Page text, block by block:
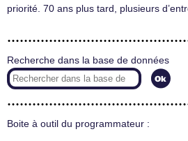
priorité. 70 ans plus tard, plusieurs
Recherche dans la base de données
Boite à outil du programmateur :